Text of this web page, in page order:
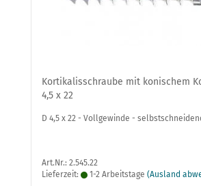
Kortikalisschraube mit konischem
4,5 x 22
D 4,5 x 22 - Vollgewinde -
Art.Nr.: 2.545.22
Lieferzeit:
1-2 Arbeitstage (Ausland